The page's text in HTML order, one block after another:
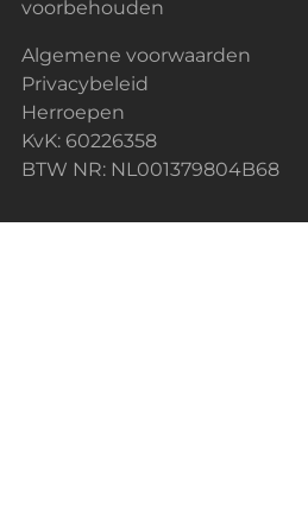
voorbehouden
Algemene voorwaarden
Privacybeleid
Herroepen
KvK: 60226358
BTW NR: NL001379804B68